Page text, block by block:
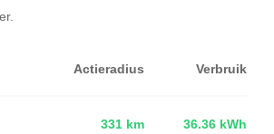
Actieradius Verbruik
331 km 36.36 kWh